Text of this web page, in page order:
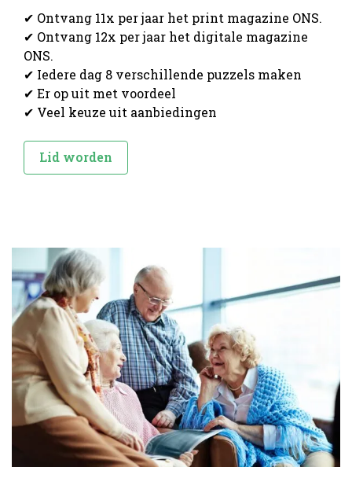
✔ Ontvang 11x per jaar het print magazine ONS.
✔ Ontvang 12x per jaar het digitale magazine
ONS.
✔ Iedere dag 8 verschillende puzzels maken
✔ Er op uit met voordeel
✔ Veel keuze uit aanbiedingen
Lid worden